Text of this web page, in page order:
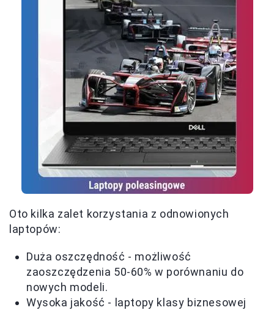
Oto kilka zalet korzystania z odnowionych
laptopów:
Duża oszczędność - możliwość
zaoszczędzenia 50-60% w porównaniu do
nowych modeli.
Wysoka jakość - laptopy klasy biznesowej